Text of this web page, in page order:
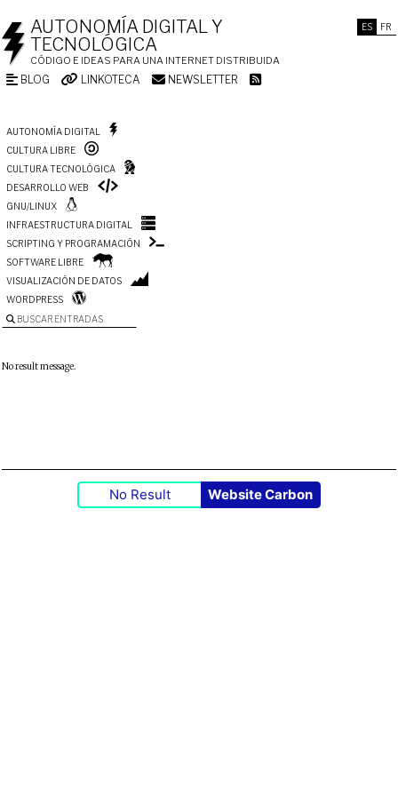
ES FR
AUTONOMÍA DIGITAL Y
TECNOLÓGICA
CÓDIGO E IDEAS PARA UNA INTERNET DISTRIBUIDA
BLOG LINKOTECA NEWSLETTER
AUTONOMÍA DIGITAL
CULTURA LIBRE
CULTURA TECNOLÓGICA
DESARROLLO WEB
GNU/LINUX
INFRAESTRUCTURA DIGITAL
SCRIPTING Y PROGRAMACIÓN
SOFTWARE LIBRE
VISUALIZACIÓN DE DATOS
WORDPRESS
BUSCAR ENTRADAS
No result message.
No Result Website Carbon